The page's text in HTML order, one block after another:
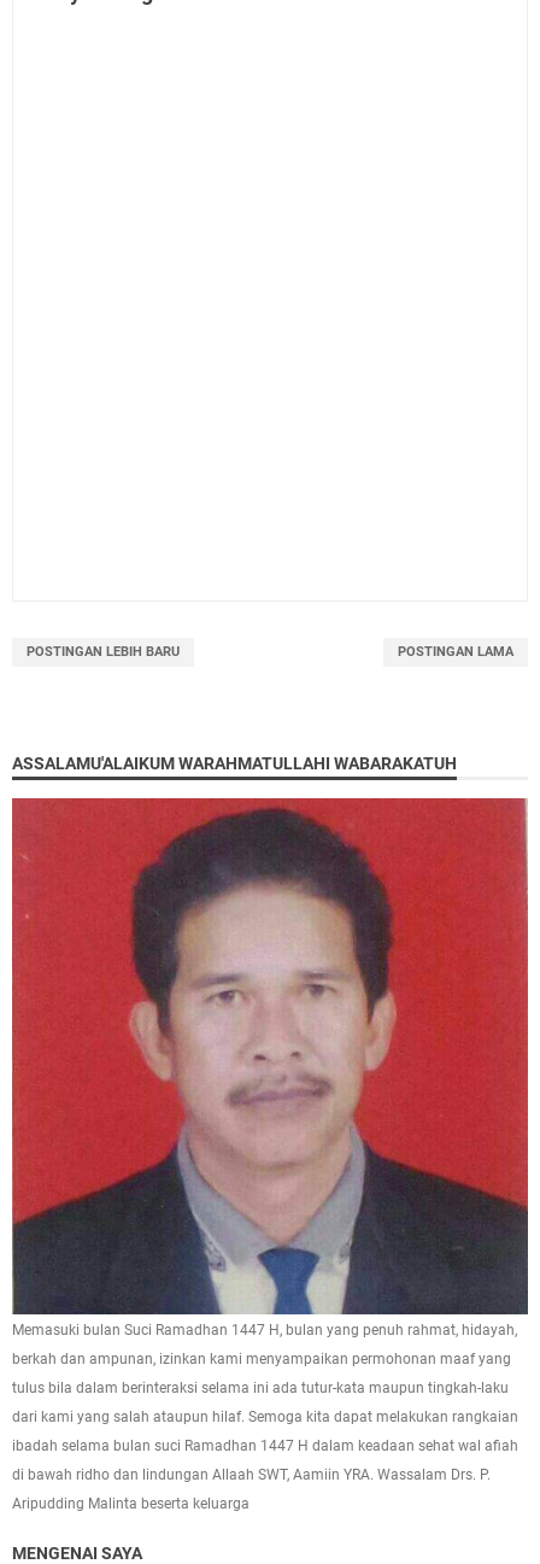
POSTINGAN LEBIH BARU POSTINGAN LAMA
ASSALAMU'ALAIKUM WARAHMATULLAHI WABARAKATUH
Memasuki bulan Suci Ramadhan 1447 H, bulan yang penuh rahmat, hidayah,
berkah dan ampunan, izinkan kami menyampaikan permohonan maaf yang
tulus bila dalam berinteraksi selama ini ada tutur-kata maupun tingkah-laku
dari kami yang salah ataupun hilaf. Semoga kita dapat melakukan rangkaian
ibadah selama bulan suci Ramadhan 1447 H dalam keadaan sehat wal afiah
di bawah ridho dan lindungan Allaah SWT, Aamiin YRA. Wassalam Drs. P.
Aripudding Malinta beserta keluarga
MENGENAI SAYA